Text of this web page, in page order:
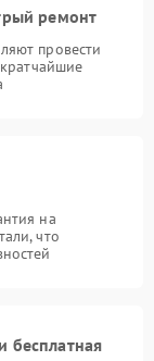
ремонт
провести
на
что
бесплатная